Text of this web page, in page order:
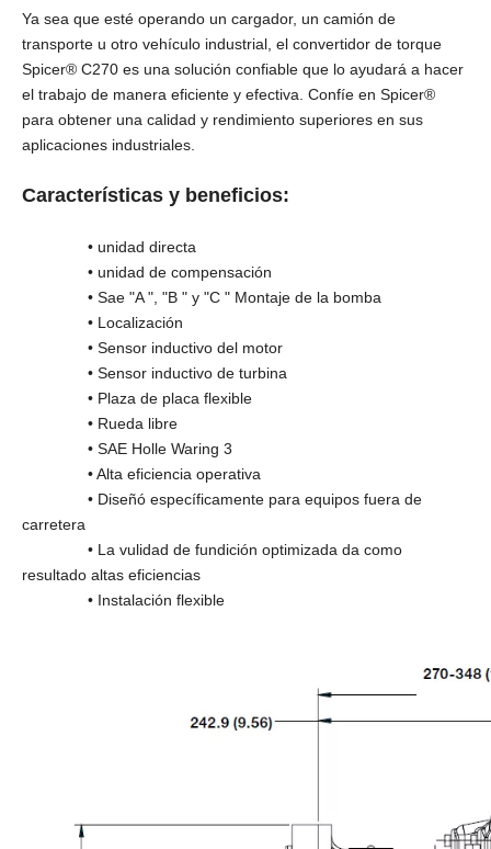
Ya sea que esté operando un cargador, un camión de
transporte u otro vehículo industrial, el convertidor de torque
Spicer® C270 es una solución confiable que lo ayudará a hacer
el trabajo de manera eficiente y efectiva. Confíe en Spicer®
para obtener una calidad y rendimiento superiores en sus
aplicaciones industriales.
Características y beneficios:
• unidad directa
• unidad de compensación
• Sae "A ", "B " y "C " Montaje de la bomba
• Localización
• Sensor inductivo del motor
• Sensor inductivo de turbina
• Plaza de placa flexible
• Rueda libre
• SAE Holle Waring 3
• Alta eficiencia operativa
• Diseñó específicamente para equipos fuera de
carretera
• La vulidad de fundición optimizada da como
resultado altas eficiencias
• Instalación flexible